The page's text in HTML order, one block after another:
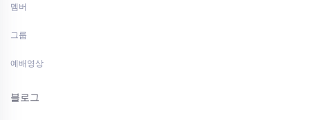
멤버
그룹
예배영상
블로그